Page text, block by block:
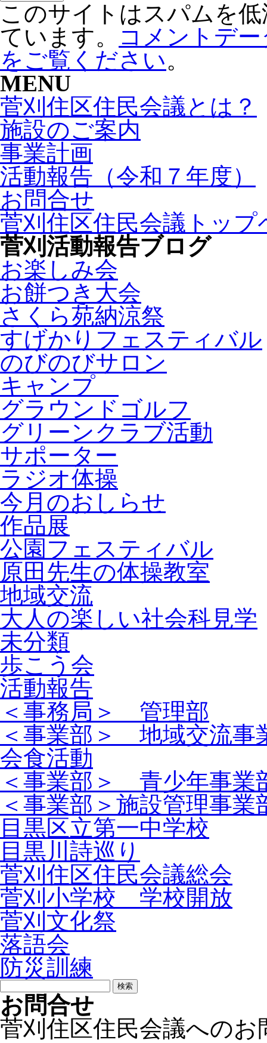
このサイトはスパムを
ています。
コメントデ
をご覧ください。
MENU
菅刈住区住民会議とは？
施設のご案内
事業計画
活動報告（令和７年度）
お問合せ
菅刈住区住民会議トップ
菅刈活動報告ブログ
お楽しみ会
お餅つき大会
さくら苑納涼祭
すげかりフェスティバル
のびのびサロン
キャンプ
グラウンドゴルフ
グリーンクラブ活動
サポーター
ラジオ体操
今月のおしらせ
作品展
公園フェスティバル
原田先生の体操教室
地域交流
大人の楽しい社会科見学
未分類
歩こう会
活動報告
＜事務局＞ 管理部
＜事業部＞ 地域交流事
会食活動
＜事業部＞ 青少年事業
＜事業部＞施設管理事業
目黒区立第一中学校
目黒川詩巡り
菅刈住区住民会議総会
菅刈小学校 学校開放
菅刈文化祭
落語会
防災訓練
検
索:
お問合せ
菅刈住区住民会議への